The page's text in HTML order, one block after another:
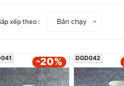
xếp theo : Bán chạy
-20% DGD042